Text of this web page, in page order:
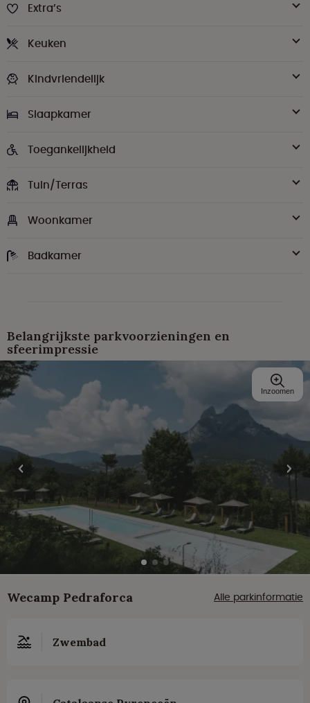
Extra’s
Keuken
Kindvriendelijk
Slaapkamer
Toegankelijkheid
Tuin/Terras
Woonkamer
Badkamer
Belangrijkste parkvoorzieningen en
sfeerimpressie
Inzoomen
Wecamp Pedraforca Alle parkinformatie
Zwembad